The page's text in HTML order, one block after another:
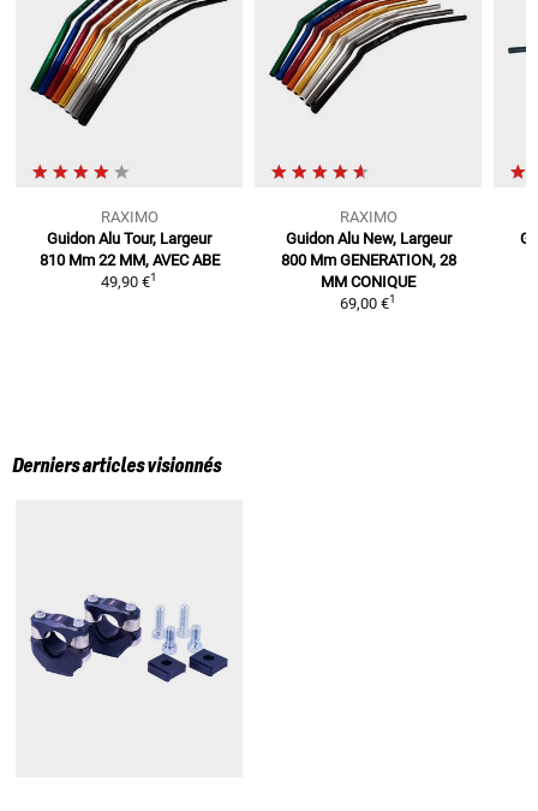
RAXIMO
Guidon Alu Tour, Largeur
810 Mm 22 MM, AVEC ABE
49,90 €1
RAXIMO
Guidon Alu New, Largeur
800 Mm GENERATION, 28
MM CONIQUE
69,00 €1
Derniers articles visionnés